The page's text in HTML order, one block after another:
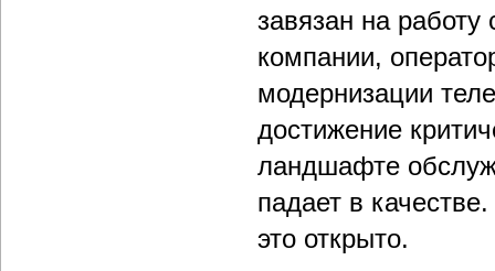
завязан на работу
компании,
модернизации
достижение
ландшафте
падает в
это открыто.